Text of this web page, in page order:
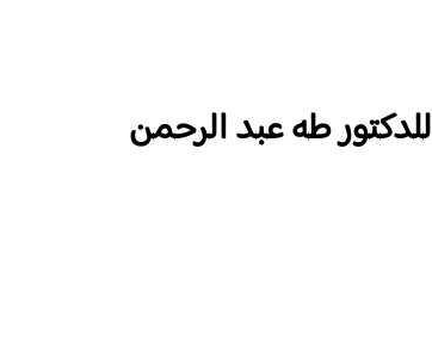
للدكتور طه عبد الرحمن